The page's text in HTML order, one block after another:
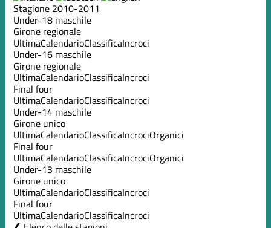
Stagione 2010-2011
Under-18 maschile
Girone regionale
UltimaCalendarioClassificaIncroci
Under-16 maschile
Girone regionale
UltimaCalendarioClassificaIncroci
Final four
UltimaCalendarioClassificaIncroci
Under-14 maschile
Girone unico
UltimaCalendarioClassificaIncrociOrganici
Final four
UltimaCalendarioClassificaIncrociOrganici
Under-13 maschile
Girone unico
UltimaCalendarioClassificaIncroci
Final four
UltimaCalendarioClassificaIncroci